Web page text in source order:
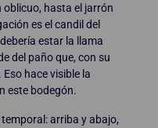
oblicuo, hasta el jarrón
es el candil del
estar la llama
del paño que, con su
hace visible la
este bodegón.
arriba y abajo,